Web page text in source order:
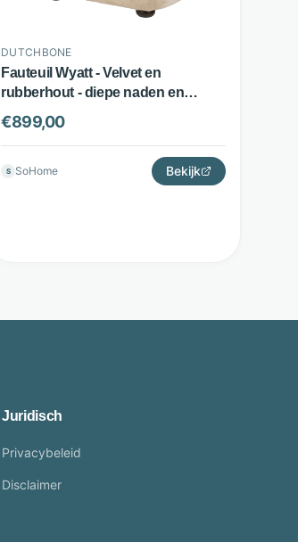
DUTCHBONE
Fauteuil Wyatt - Velvet en
rubberhout - diepe naden en
comfortabele zit - Beige -
Dutchbone
€899,00
S SoHome Bekijk
Juridisch
Privacybeleid
Disclaimer